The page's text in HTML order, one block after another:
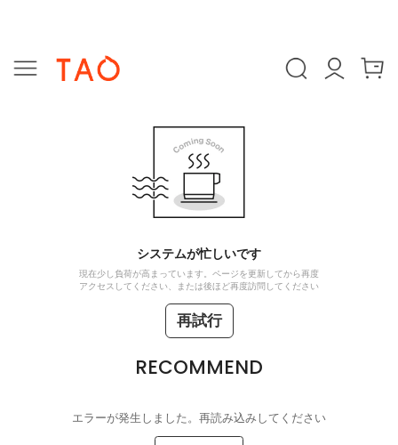
システムが忙しいです
現在少し負荷が高まっています。ページを更新してから再度
アクセスしてください、または後ほど再度訪問してください
再試行
RECOMMEND
エラーが発生しました。再読み込みしてください